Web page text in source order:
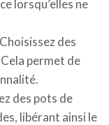
lorsqu’elles ne
des
permet de
des pots de
libérant ainsi le